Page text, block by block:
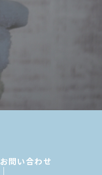
お問い合わせ